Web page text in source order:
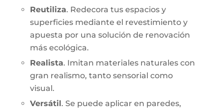
Reutiliza. Redecora tus espacios y
superficies mediante el revestimiento y
apuesta por una solución de renovación
más ecológica.
Realista. Imitan materiales naturales con
gran realismo, tanto sensorial como
visual.
Versátil . Se puede aplicar en paredes,